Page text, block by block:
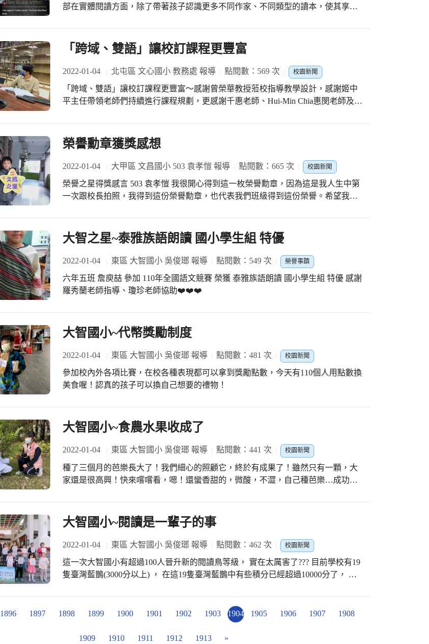
部在實體閱讀方面，除了帶著孩子認識更多不同作家、不同類型的讀本，使其享受
上閱讀方面，我們也製作了每月Lexile線上閱讀英雄榜，不論是the most words read或
是the most quizzes taken，各年級、各班級都有非常亮眼的閱讀成果。透過典範學
習，也更能激勵孩子們勤奮閱讀喔！
「跨域、雙語」讓校訂課程更豐富
2022-01-04 北屯區 文心國小 教務處 報導 點閱數：569 次 校園新聞
「跨域、雙語」讓校訂課程更豐富～感謝曾榮華教授蒞校指導教學設計，感謝姬中
平主任帶領老師們持續進行課程規劃，更感謝千惠老師、Hui-Min Chia惠閔老師及夥
正的歷程
榮譽勳章獲獎感想
2022-01-04 大甲區 文昌國小 503 袁孝愷 報導 點閱數：665 次 校園新聞
榮譽之星得獎感言 503 袁孝愷 我很開心得到這一枚榮譽勳章，因為這是我人生中第
一次跟校長拍照，我得到這份榮譽勳章，也代表我們班級得到這份榮譽。希望我和
大智之星~泰雅族語朗讀 國小學生組 特優
2022-01-04 東區 大智國小 吳俊瑯 報導 點閱數：549 次 榮譽事蹟
六年五班 詹庾喆 參加 110年全國語文競賽 榮獲 泰雅族語朗讀 國小學生組 特優 感謝
羅秀蘭老師指導、瓊珍老師協助❤️❤️❤️
大智國小~代幣獎勵制度
2022-01-04 東區 大智國小 吳俊瑯 報導 點閱數：481 次 校園新聞
參加校內外各項比賽，在校各種表現都可以拿到獎勵點數，今天有110個人用點數換
美食￼喔！認真的孩子可以換自己想要的禮物￼！
大智國小~食農水果收成了
2022-01-04 東區 大智國小 吳俊瑯 報導 點閱數：441 次 校園新聞
種了三個月的芭樂長大了！我們細心的照顧它，終於有成果了！雖然只有一顆，大
家還是很高興！快來嚐嚐看，嗯！還蠻香甜的，微酸，不澀，自己種芭樂…成功！
大智國小~閱讀是一輩子的事
2022-01-04 東區 大智國小 吳俊瑯 報導 點閱數：462 次 校園新聞
這一次大智國小有超過100人晉升新的閱讀鳥等級， 實在太厲害了??? 目前學校有19
隻臺灣藍鵲(3000分以上) ， 在這19隻臺灣藍鵲中有些積分已經超過10000分了， 仍
動閱讀??? 感謝愛閱讀的孩子為自己預約無限美麗的未來? 親愛的孩子，你今天閱讀
了嗎？ 歡迎你一同加入愛閱讀的行列??? 讓我們持續熱愛閱讀、享受閱讀！
1896 1897 1898 1899 1900 1901 1902 1903 1904 1905 1906 1907 1908
1909 1910 1911 1912 1913 »